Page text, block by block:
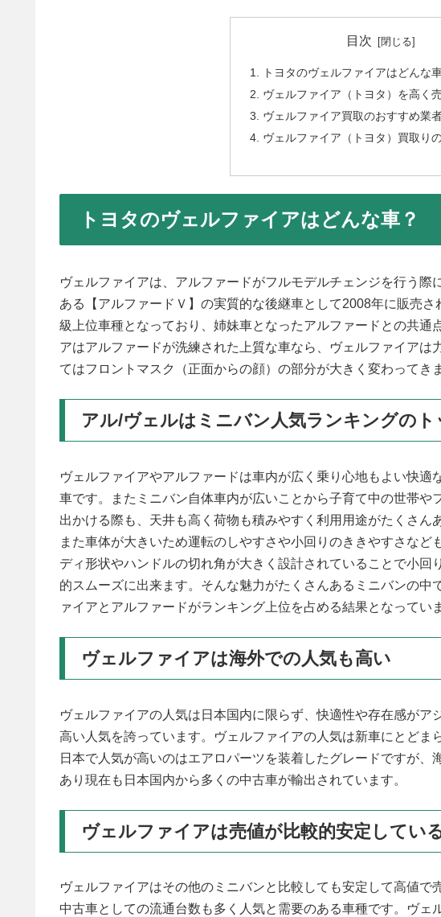
目次
トヨタのヴェルファイアはどんな
ヴェルファイア（トヨタ）を高く
ヴェルファイア買取のおすすめ業
ヴェルファイア（トヨタ）買取り
トヨタのヴェルファイアはどんな車？
ヴェルファイアは、アルファードがフルモデルチェンジを行う
ある【アルファードＶ】の実質的な後継車として2008年に販売
級上位車種となっており、姉妹車となったアルファードとの共通
アはアルファードが洗練された上質な車なら、ヴェルファイアは
てはフロントマスク（正面からの顔）の部分が大きく変わってき
アル/ヴェルはミニバン人気ランキングのト
ヴェルファイアやアルファードは車内が広く乗り心地もよい快適
車です。またミニバン自体車内が広いことから子育て中の世帯や
出かける際も、天井も高く荷物も積みやすく利用用途がたくさん
また車体が大きいため運転のしやすさや小回りのききやすさな
ディ形状やハンドルの切れ角が大きく設計されていることで小回
的スムーズに出来ます。そんな魅力がたくさんあるミニバンの中
ァイアとアルファードがランキング上位を占める結果となってい
ヴェルファイアは海外での人気も高い
ヴェルファイアの人気は日本国内に限らず、快適性や存在感がア
高い人気を誇っています。ヴェルファイアの人気は新車にとどま
日本で人気が高いのはエアロパーツを装着したグレードですが
あり現在も日本国内から多くの中古車が輸出されています。
ヴェルファイアは売値が比較的安定してい
ヴェルファイアはその他のミニバンと比較しても安定して高値で
中古車としての流通台数も多く人気と需要のある車種です。ヴェ